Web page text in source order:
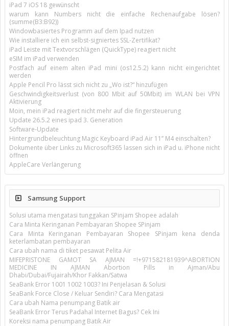
iPad 7 iOS 18 gewünscht
warum kann Numbers nicht die einfache Rechenaufgabe lösen?
(summe(B3:B92))
Windowbasiertes Programm auf dem Ipad nutzen
Wie installiere ich ein selbst-signiertes SSL-Zertifikat?
iPad Leiste mit Textvorschlägen (QuickType) reagiert nicht
eSIM im iPad verwenden
Postfach auf einem alten iPad mini (os12.5.2) kann nicht eingerichtet
werden
Apple Pencil Pro lässt sich nicht zu „Wo ist?“ hinzufügen
Geschwindigkeitsverlust (von 800 Mbit auf 50Mbit) im WLAN bei VPN
Aktivierung
Moin, mein iPad reagiert nicht mehr auf die fingersteuerung
Update 26.5.2 eines ipad 3. Generation
Software-Update
Hintergrundbeleuchtung Magic Keyboard iPad Air 11’’ M4 einschalten?
Dokumente über Links zu Microsoft365 lassen sich in iPad u. iPhone nicht
öffnen
AppleCare Verlängerung
Samsung Support
Solusi utama mengatasi tunggakan SPinjam Shopee adalah
Cara Minta Keringanan Pembayaran Shopee SPinjam
Cara Minta Keringanan Pembayaran Shopee SPinjam kena denda
keterlambatan pembayaran
Cara ubah nama di tiket pesawat Pelita Air
MIFEPRISTONE GAMOT SA AJMAN =!+971582181939^ABORTION
MEDICINE IN AJMAN Abortion Pills in Ajman/Abu
Dhabi/Dubai/Fujairah/Khor Fakkan/Satwa
SeaBank Error 1001 1002 1003? Ini Penjelasan & Solusi
SeaBank Force Close / Keluar Sendiri? Cara Mengatasi
Cara ubah Nama penumpang Batik air
SeaBank Error Terus Padahal Internet Bagus? Cek Ini
Koreksi nama penumpang Batik Air